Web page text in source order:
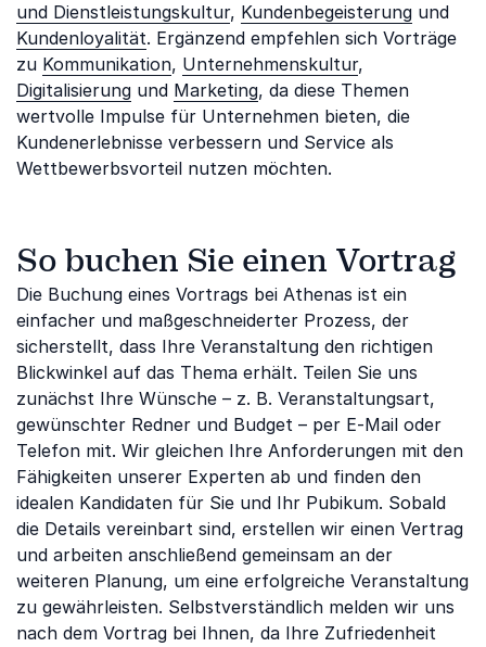
und Dienstleistungskultur, Kundenbegeisterung und
Kundenloyalität. Ergänzend empfehlen sich Vorträge
zu Kommunikation, Unternehmenskultur,
Digitalisierung und Marketing, da diese Themen
wertvolle Impulse für Unternehmen bieten, die
Kundenerlebnisse verbessern und Service als
Wettbewerbsvorteil nutzen möchten.
So buchen Sie einen Vortrag
Die Buchung eines Vortrags bei Athenas ist ein
einfacher und maßgeschneiderter Prozess, der
sicherstellt, dass Ihre Veranstaltung den richtigen
Blickwinkel auf das Thema erhält. Teilen Sie uns
zunächst Ihre Wünsche – z. B. Veranstaltungsart,
gewünschter Redner und Budget – per E-Mail oder
Telefon mit. Wir gleichen Ihre Anforderungen mit den
Fähigkeiten unserer Experten ab und finden den
idealen Kandidaten für Sie und Ihr Pubikum. Sobald
die Details vereinbart sind, erstellen wir einen Vertrag
und arbeiten anschließend gemeinsam an der
weiteren Planung, um eine erfolgreiche Veranstaltung
zu gewährleisten. Selbstverständlich melden wir uns
nach dem Vortrag bei Ihnen, da Ihre Zufriedenheit